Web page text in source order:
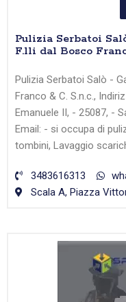
Pulizia Serbatoi
F.lli dal Bosco
Pulizia Serbatoi Salò -
Franco & C. S.n.c.,
Emanuele II, - 25087, -
Email: - si occupa di
tombini, Lavaggio
3483616313
Scala A, Piazza